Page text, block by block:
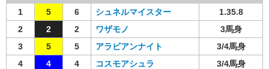
1 5 6 シュネルマイスター
1.35.8
2
2 2 ワザモノ
3馬身
3
5 5 アラビアンナイト
3/4馬身
4
4 4 コスモアシュラ
3/4馬身